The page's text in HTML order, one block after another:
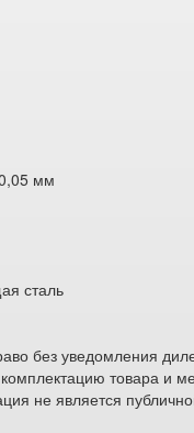
мм
сталь
без уведомления
товара и
не является